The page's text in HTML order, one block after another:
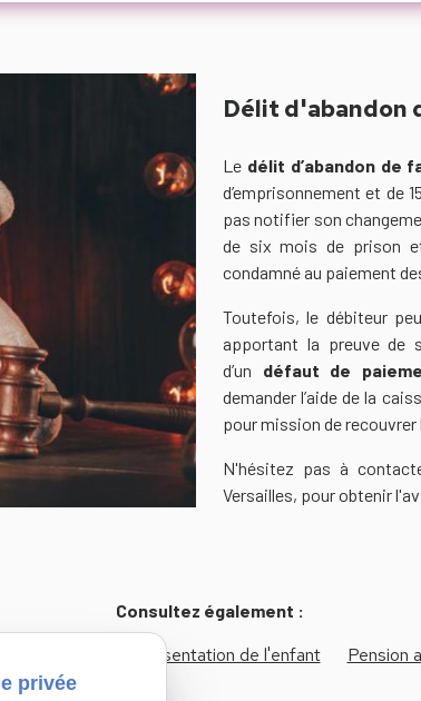
Délit d'abandon
Le délit d’abandon de
d’emprisonnement et de
pas notifier son
de six mois de prison
condamné au paiement
Toutefois, le débiteur
apportant la preuve de
d’un défaut de
demander l’aide de la
pour mission de recouvrer
N'hésitez pas à
Versailles, pour obtenir
Consultez également :
Non représentation de l'enfant Pension
privée